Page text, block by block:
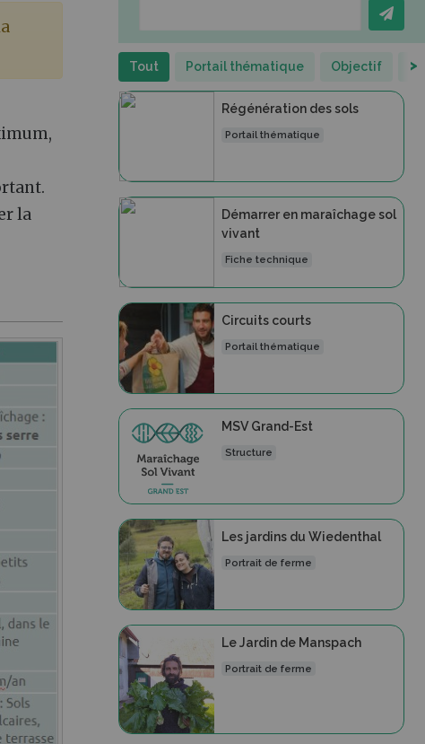
la
Tout Portail thématique Objectif >
Régénération des sols
Portail thématique
Démarrer en maraîchage sol
vivant
Fiche technique
Circuits courts
Portail thématique
MSV Grand-Est
Structure
Les jardins du Wiedenthal
Portrait de ferme
Le Jardin de Manspach
Portrait de ferme